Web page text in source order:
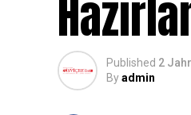
Published 2
Byadmin